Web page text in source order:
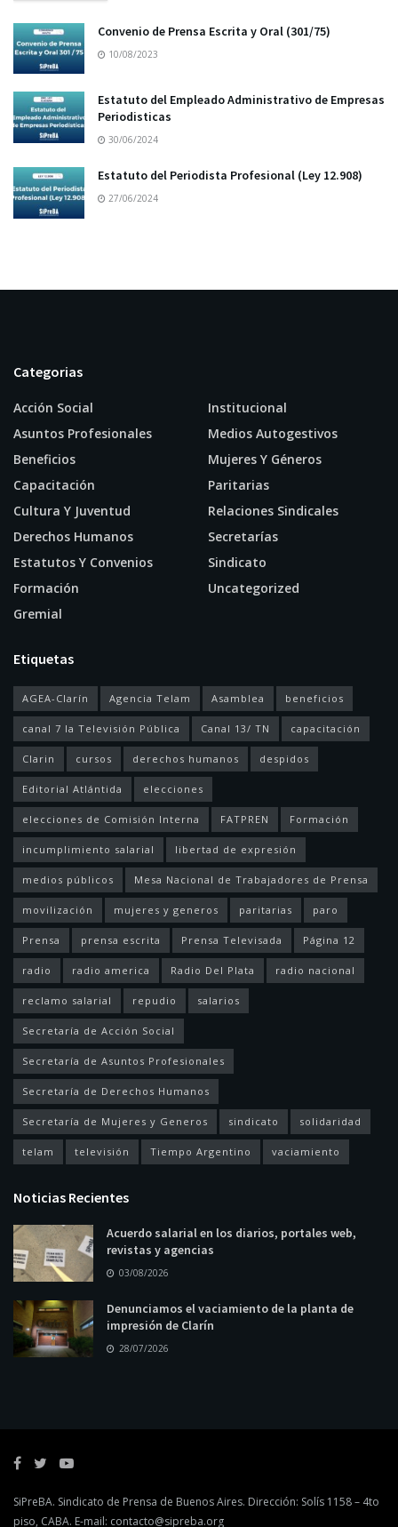
Convenio de Prensa Escrita y Oral (301/75)
10/08/2023
Estatuto del Empleado Administrativo de Empresas
Periodisticas
30/06/2024
Estatuto del Periodista Profesional (Ley 12.908)
27/06/2024
Categorias
Acción Social
Asuntos Profesionales
Beneficios
Capacitación
Cultura Y Juventud
Derechos Humanos
Estatutos Y Convenios
Formación
Gremial
Institucional
Medios Autogestivos
Mujeres Y Géneros
Paritarias
Relaciones Sindicales
Secretarías
Sindicato
Uncategorized
Etiquetas
AGEA-Clarín Agencia Telam Asamblea beneficios
canal 7 la Televisión Pública Canal 13/ TN capacitación
Clarin cursos derechos humanos despidos
Editorial Atlántida elecciones
elecciones de Comisión Interna FATPREN Formación
incumplimiento salarial libertad de expresión
medios públicos Mesa Nacional de Trabajadores de Prensa
movilización mujeres y generos paritarias paro
Prensa prensa escrita Prensa Televisada Página 12
radio radio america Radio Del Plata radio nacional
reclamo salarial repudio salarios
Secretaría de Acción Social
Secretaría de Asuntos Profesionales
Secretaría de Derechos Humanos
Secretaría de Mujeres y Generos sindicato solidaridad
telam televisión Tiempo Argentino vaciamiento
Noticias Recientes
Acuerdo salarial en los diarios, portales web,
revistas y agencias
03/08/2026
Denunciamos el vaciamiento de la planta de
impresión de Clarín
28/07/2026
SiPreBA. Sindicato de Prensa de Buenos Aires. Dirección: Solís 1158 – 4to
piso, CABA. E-mail: contacto@sipreba.org